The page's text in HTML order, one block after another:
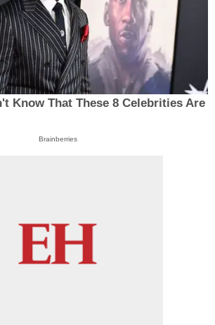
Know That These 8 Celebrities Are
Brainberries